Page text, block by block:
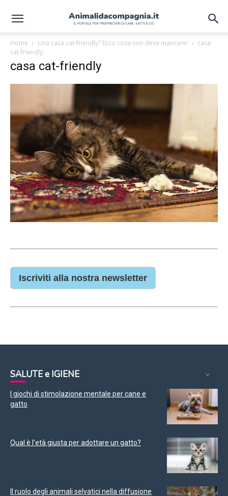
Home Una casa cat-friendly? Ecco cosa non deve mancare!
casa
cat-friendly
casa cat-friendly
Iscriviti alla nostra newsletter
SALUTE e IGIENE
I giochi di stimolazione mentale per cane e
gatto
Qual è l’età giusta per adottare un gatto?
Il ruolo degli animali selvatici nella diffusione